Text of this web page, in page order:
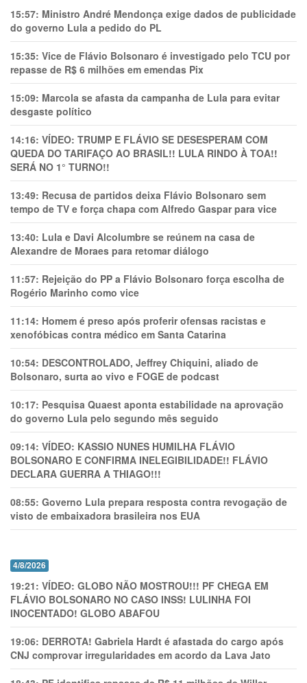
15:57: Ministro André Mendonça exige dados de publicidade
do governo Lula a pedido do PL
15:35: Vice de Flávio Bolsonaro é investigado pelo TCU por
repasse de R$ 6 milhões em emendas Pix
15:09: Marcola se afasta da campanha de Lula para evitar
desgaste político
14:16: VÍDEO: TRUMP E FLÁVIO SE DESESPERAM COM
QUEDA DO TARIFAÇO AO BRASIL!! LULA RINDO À TOA!!
SERÁ NO 1° TURNO!!
13:49: Recusa de partidos deixa Flávio Bolsonaro sem
tempo de TV e força chapa com Alfredo Gaspar para vice
13:40: Lula e Davi Alcolumbre se reúnem na casa de
Alexandre de Moraes para retomar diálogo
11:57: Rejeição do PP a Flávio Bolsonaro força escolha de
Rogério Marinho como vice
11:14: Homem é preso após proferir ofensas racistas e
xenofóbicas contra médico em Santa Catarina
10:54: DESCONTROLADO, Jeffrey Chiquini, aliado de
Bolsonaro, surta ao vivo e FOGE de podcast
10:17: Pesquisa Quaest aponta estabilidade na aprovação
do governo Lula pelo segundo mês seguido
09:14: VÍDEO: KASSIO NUNES HUMlLHA FLÁVIO
BOLSONARO E CONFIRMA INELEGIBILIDADE!! FLÁVIO
DECLARA GUERRA A THIAGO!!!
08:55: Governo Lula prepara resposta contra revogação de
visto de embaixadora brasileira nos EUA
4/8/2026
19:21: VÍDEO: GLOBO NÃO MOSTROU!!! PF CHEGA EM
FLÁVIO BOLSONARO NO CASO INSS! LULINHA FOI
INOCENTADO! GLOBO ABAFOU
19:06: DERROTA! Gabriela Hardt é afastada do cargo após
CNJ comprovar irregularidades em acordo da Lava Jato